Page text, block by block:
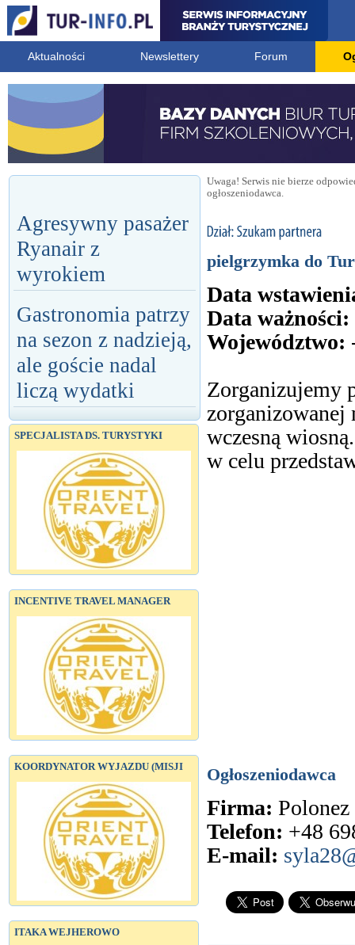
Aktualności Newslettery Forum
Agresywny pasażer
Ryanair z
wyrokiem
Gastronomia patrzy
na sezon z nadzieją,
ale goście nadal
liczą wydatki
SPECJALISTA DS. TURYSTYKI
INCENTIVE TRAVEL MANAGER
KOORDYNATOR WYJAZDU (MISJI
ITAKA WEJHEROWO
Uwaga! Serwis nie bierze
ogłoszeniodawca.
pielgrzymka do
Data
Data ważności:
Województwo:
Zorganizujemy
wczesną
w celu
Ogłoszeniodawca
Firma: Polonez
Telefon: +48
E-mail: